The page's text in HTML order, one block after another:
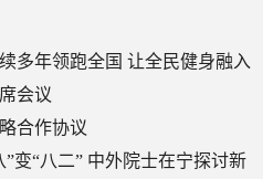
多年领跑全国 让全民健身融入
会议
合作协议
变“八二” 中外院士在宁探讨新